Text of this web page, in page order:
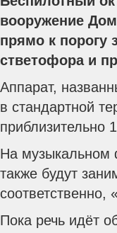
вооружение
прямо к порогу
стветофора и
Аппарат,
в стандартной
приблизительно
На музыкальном
также будут
соответственно,
Пока речь идёт